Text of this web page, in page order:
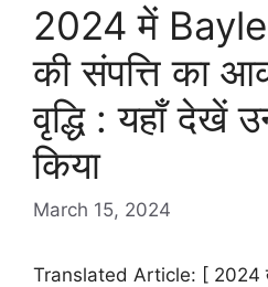
2024 में
की संपत्ति का
वृद्धि : यहाँ देखें
किया
March 15, 2024
Translated Article: [ 2024